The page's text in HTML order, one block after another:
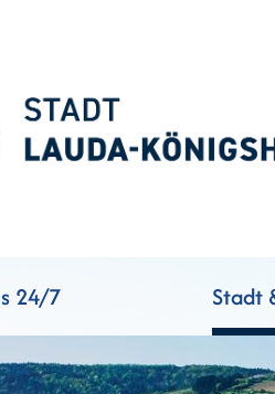
24/7 Stadt